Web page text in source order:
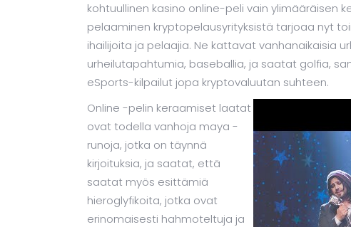
kohtuullinen kasino online-peli vain ylimääräisen
pelaaminen kryptopelausyrityksistä tarjoaa nyt
ihailijoita ja pelaajia. Ne kattavat vanhanaikaisia
urheilutapahtumia, baseballia, ja saatat golfia,
eSports-kilpailut jopa kryptovaluutan suhteen.
Online -pelin keraamiset laatat
ovat todella vanhoja maya -
runoja, jotka on täynnä
kirjoituksia, ja saatat, että
saatat myös esittämiä
hieroglyfikoita, jotka ovat
erinomaisesti hahmoteltuja ja